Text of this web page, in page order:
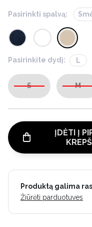
Pasirinkti spalvą:
Pasirinkite dydį: L
S M
ĮDĖTI Į
Produktą galima
Žiūrėti parduotuves